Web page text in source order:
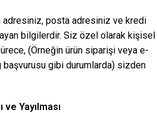
posta adresiniz ve kredi
bilgilerdir. Siz özel olarak kişisel
(Örneğin ürün siparişi veya e-
gibi durumlarda) sizden
Yayılması